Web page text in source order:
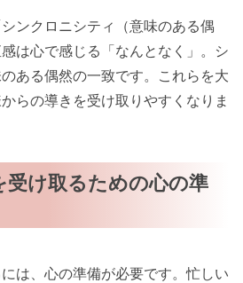
ンクロニシティ（意味のある偶
は心で感じる「なんとなく」。シ
ある偶然の一致です。これらを大
らの導きを受け取りやすくなりま
受け取るための心の準
は、心の準備が必要です。忙しい